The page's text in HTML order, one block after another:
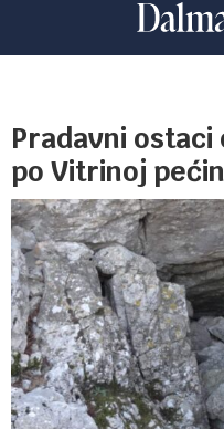
Pradavni
po Vitrinoj